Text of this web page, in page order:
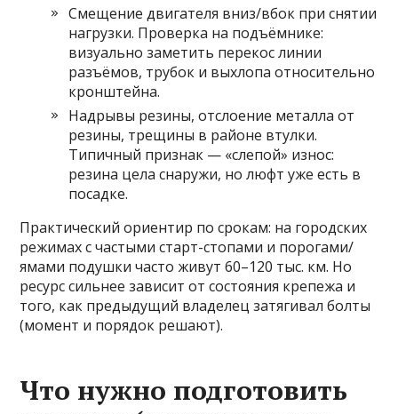
Смещение двигателя вниз/вбок при снятии
нагрузки. Проверка на подъёмнике:
визуально заметить перекос линии
разъёмов, трубок и выхлопа относительно
кронштейна.
Надрывы резины, отслоение металла от
резины, трещины в районе втулки.
Типичный признак — «слепой» износ:
резина цела снаружи, но люфт уже есть в
посадке.
Практический ориентир по срокам: на городских
режимах с частыми старт-стопами и порогами/
ямами подушки часто живут 60–120 тыс. км. Но
ресурс сильнее зависит от состояния крепежа и
того, как предыдущий владелец затягивал болты
(момент и порядок решают).
Что нужно подготовить